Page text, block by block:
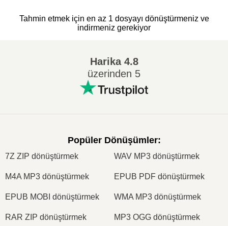
Tahmin etmek için en az 1 dosyayı dönüştürmeniz ve
indirmeniz gerekiyor
Harika4.8
üzerinden 5
Popüler Dönüşümler:
7Z ZIP dönüştürmek WAV MP3 dönüştürmek
M4A MP3 dönüştürmek EPUB PDF dönüştürmek
EPUB MOBI dönüştürmek WMA MP3 dönüştürmek
RAR ZIP dönüştürmek MP3 OGG dönüştürmek